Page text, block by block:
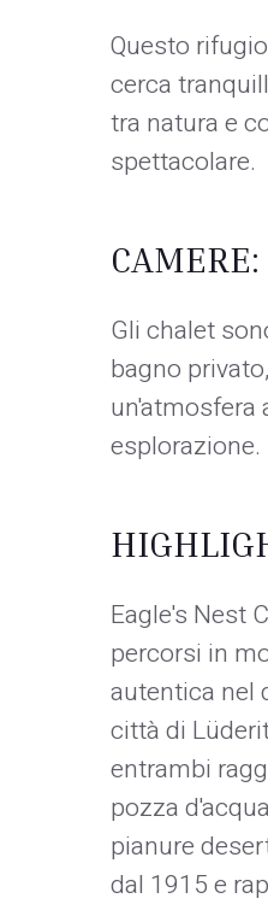
Questo
cerca
tra natura e
spettacolare.
CAMERE:
Gli chalet
bagno
un'atmosfera
esplorazione.
Eagle's Nest
percorsi in
autentica nel
città di
entrambi
pozza
pianure
dal 1915 e